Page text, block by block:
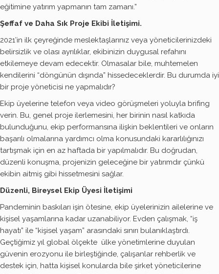
eğitimine yatırım yapmanın tam zamanı.”
Şeffaf ve Daha Sık Proje Ekibi İletişimi.
2021’in ilk çeyreğinde meslektaşlarınız veya yöneticilerinizdeki
belirsizlik ve olası ayrılıklar, ekibinizin duygusal refahını
etkilemeye devam edecektir. Olmasalar bile, muhtemelen
kendilerini “döngünün dışında” hissedeceklerdir. Bu durumda iyi
bir proje yöneticisi ne yapmalıdır?
Ekip üyelerine telefon veya video görüşmeleri yoluyla brifing
verin. Bu, genel proje ilerlemesini, her birinin nasıl katkıda
bulunduğunu, ekip performansına ilişkin beklentileri ve onların
başarılı olmalarına yardımcı olma konusundaki kararlılığınızı
tartışmak için en az haftada bir yapılmalıdır. Bu doğrudan,
düzenli konuşma, projenizin geleceğine bir yatırımdır çünkü
ekibin aitmiş gibi hissetmesini sağlar.
Düzenli, Bireysel Ekip Üyesi İletişimi
Pandeminin baskıları işin ötesine, ekip üyelerinizin ailelerine ve
kişisel yaşamlarına kadar uzanabiliyor. Evden çalışmak, “iş
hayatı” ile “kişisel yaşam” arasındaki sınırı bulanıklaştırdı.
Geçtiğimiz yıl global ölçekte ülke yönetimlerine duyulan
güvenin erozyonu ile birleştiğinde, çalışanlar rehberlik ve
destek için, hatta kişisel konularda bile şirket yöneticilerine